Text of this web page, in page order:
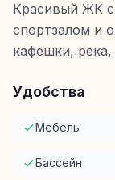
Красивый ЖК с
спортзалом и
кафешки,
Удобства
Мебель
Бассейн